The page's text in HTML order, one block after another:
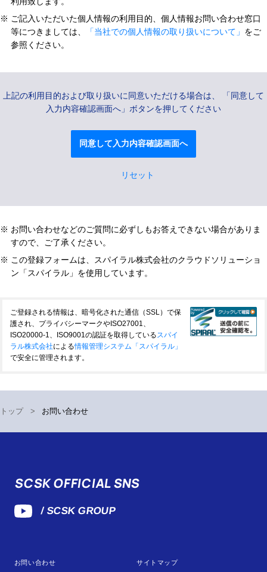
トップ > お問い合わせ
※ ご記入いただいた個人情報の利用目的、個人情報お問い合わせ窓口
等につきましては、
「当社での個人情報の取り扱いについて」 をご
参照ください。
上記の利用目的および取り扱いに同意いただける場合は、 「同意して
入力内容確認画面へ」ボタンを押してください
※ お問い合わせなどのご質問に必ずしもお答えできない場合がありま
すので、ご了承ください。
※ この登録フォームは、スパイラル株式会社のクラウドソリューショ
ン「スパイラル」を使用しています。
ご登録される情報は、暗号化された通信（SSL）で保
護され、プライバシーマークやISO27001、
ISO20000-1、ISO9001の認証を取得しているスパイ
ラル株式会社による情報管理システム「スパイラル」
で安全に管理されます。
SCSK OFFICIAL SNS
/ SCSK GROUP
お問い合わせ サイトマップ